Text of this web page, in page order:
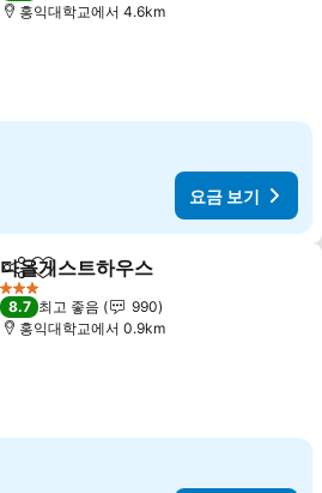
홍익대학교에서 4.6km
요금 보기
공유 즐겨찾기에 추가
다올게스트하우스
3 성급
8.7 최고 좋음
990
홍익대학교에서 0.9km